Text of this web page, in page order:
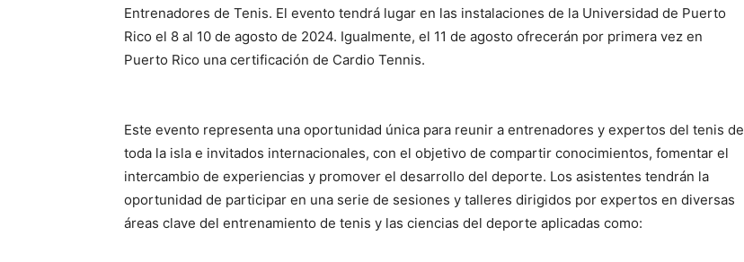
Entrenadores de Tenis. El evento tendrá lugar en las instalaciones de la Universidad de Puerto
Rico el 8 al 10 de agosto de 2024. Igualmente, el 11 de agosto ofrecerán por primera vez en
Puerto Rico una certificación de Cardio Tennis.
Este evento representa una oportunidad única para reunir a entrenadores y expertos del tenis de
toda la isla e invitados internacionales, con el objetivo de compartir conocimientos, fomentar el
intercambio de experiencias y promover el desarrollo del deporte. Los asistentes tendrán la
oportunidad de participar en una serie de sesiones y talleres dirigidos por expertos en diversas
áreas clave del entrenamiento de tenis y las ciencias del deporte aplicadas como: